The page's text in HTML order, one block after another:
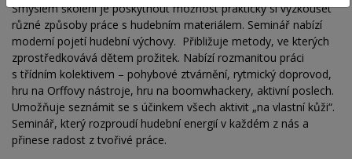
Smyslem školení je poskytnout možnost prakticky si vyzkoušet
různé způsoby práce s hudebním materiálem. Seminář nabízí
moderní pojetí hudební výchovy. Přibližuje metody, ve kterých
zprostředkovává dětem prožitek. Nabízí rozmanitou práci
s třídním kolektivem – pohybové ztvárnění, rytmický doprovod,
hru na Orffovy nástroje, hru na boomwhackery, aktivní poslech.
Umožňuje seznámit se s účinkem všech aktivit „na vlastní kůži“.
Seminář, který rozproudí hudební energií v každém z nás a
přinese radost z tvořivé práce.